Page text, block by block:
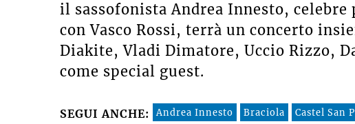
il sassofonista Andrea Innesto,
con Vasco Rossi, terrà un concerto
Diakite, Vladi Dimatore, Uccio Rizzo,
come special guest.
SEGUI ANCHE: Andrea Innesto Braciola Castel San